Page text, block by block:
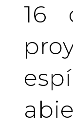
16